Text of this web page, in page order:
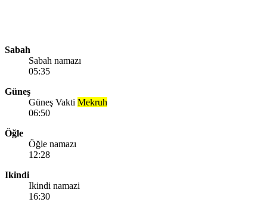
Sabah
Sabah namazı
05:35
Güneş
Güneş Vakti Mekruh
06:50
Öğle
Öğle namazı
12:28
Ikindi
Ikindi namazi
16:30